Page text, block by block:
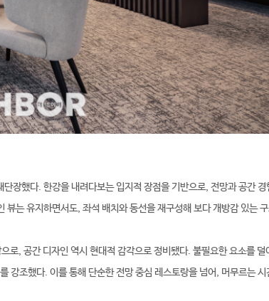
장했다. 한강을 내려다보는 입지적 장점을 기반으로, 전망과 공간 경
는 유지하면서도, 좌석 배치와 동선을 재구성해 보다 개방감 있는
로, 공간 디자인 역시 현대적 감각으로 정비됐다. 불필요한 요소를 덜
강조했다. 이를 통해 단순한 전망 중심 레스토랑을 넘어, 머무르는 시